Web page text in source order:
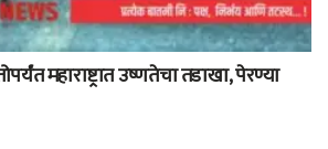
महाराष्ट्रात उष्णतेचा तडाखा, पेरण्या